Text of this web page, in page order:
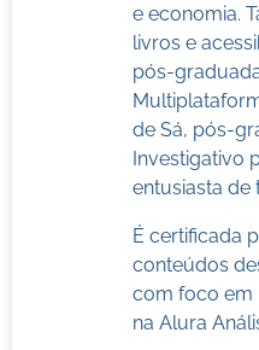
e economia.
livros e
pós-
de Sá, pós-
Investigativo
entusiasta de
É certificada
conteúdos
com foco em
na Alura